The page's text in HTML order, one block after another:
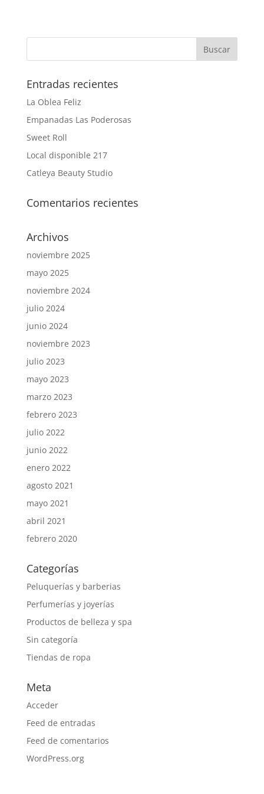
Entradas recientes
La Oblea Feliz
Empanadas Las Poderosas
Sweet Roll
Local disponible 217
Catleya Beauty Studio
Comentarios recientes
Archivos
noviembre 2025
mayo 2025
noviembre 2024
julio 2024
junio 2024
noviembre 2023
julio 2023
mayo 2023
marzo 2023
febrero 2023
julio 2022
junio 2022
enero 2022
agosto 2021
mayo 2021
abril 2021
febrero 2020
Categorías
Peluquerías y barberias
Perfumerías y joyerías
Productos de belleza y spa
Sin categoría
Tiendas de ropa
Meta
Acceder
Feed de entradas
Feed de comentarios
WordPress.org